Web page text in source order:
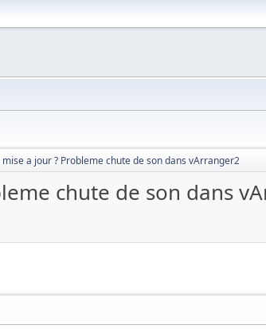
mise a jour ? Probleme chute de son dans vArranger2
chute de son dans